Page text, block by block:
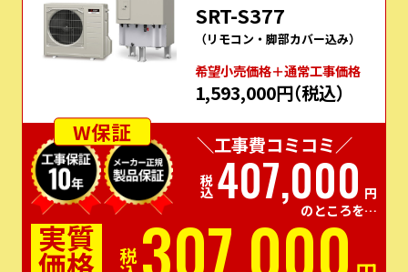
SRT-S377
（リモコン・脚部カバー込み）
希望⼩売価格＋通常⼯事価格
1,593,000円（税込）
W保証
＼工事費コミコミ／
税込407,000 円
のところを…
実質
税込307,000